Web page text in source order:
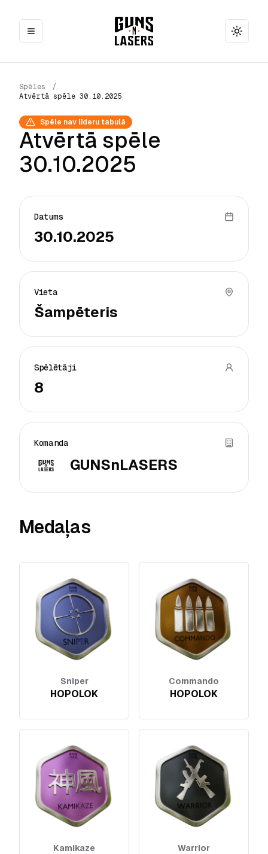
Toggle
Spēles
/
Atvērtā spēle 30.10.2025
Spēle nav līderu tabulā
Atvērtā spēle
30.10.2025
Datums
30.10.2025
Vieta
Šampēteris
Spēlētāji
8
Komanda
GUNSnLASERS
Medaļas
Sniper
HOPOLOK
Commando
HOPOLOK
Kamikaze Warrior